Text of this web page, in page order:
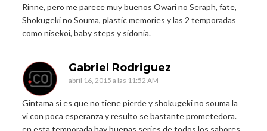
Rinne, pero me parece muy buenos Owari no Seraph, fate,
Shokugeki no Souma, plastic memories y las 2 temporadas
como nisekoi, baby steps y sidonia.
Gabriel Rodriguez
abril 16, 2015 a las 11:52 AM
Gintama si es que no tiene pierde y shokugeki no souma la
vi con poca esperanza y resulto se bastante prometedora.